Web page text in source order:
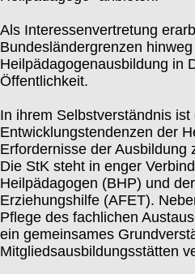
Als Interessenvertretung
Bundesländergrenzen
Heilpädagogenausbildung in
Öffentlichkeit.
In ihrem Selbstverständnis
Entwicklungstendenzen der
Erfordernisse der Ausbildung
Die StK steht in enger
Heilpädagogen (BHP) und
Erziehungshilfe (AFET).
Pflege des fachlichen
ein gemeinsames
Mitgliedsausbildungsstätten